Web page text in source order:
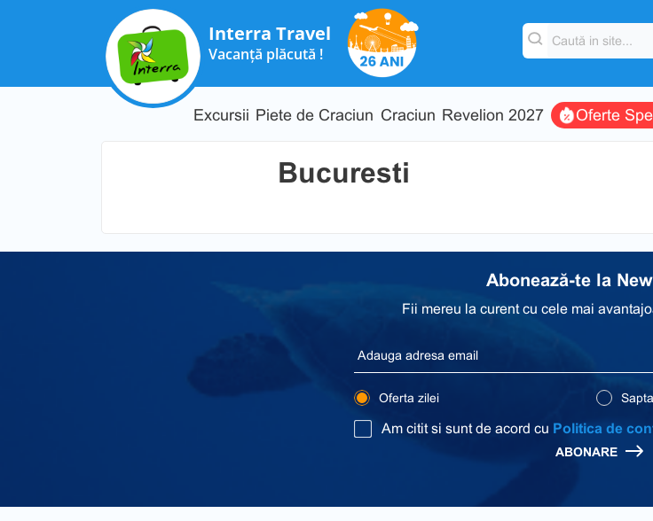
Interra Travel
Vacanță plăcută !
Excursii Piete de Craciun Craciun Revelion 2027 Oferte
Bucuresti
Abonează-te la
Fii mereu la curent cu cele mai
Oferta zilei
Am citit si sunt de acord cu Politica de
ABONARE